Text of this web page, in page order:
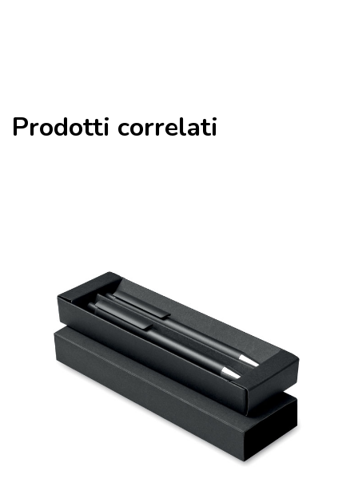
Prodotti correlati